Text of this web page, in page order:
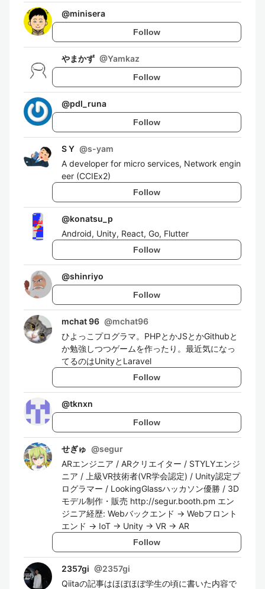
@minisera
Follow
やまかず @Yamkaz
Follow
@pdl_runa
Follow
S Y @s-yam
A developer for micro services, Network engin
eer (CCIEx2)
Follow
@konatsu_p
Android, Unity, React, Go, Flutter
Follow
@shinriyo
Follow
mchat 96 @mchat96
ひよっこプログラマ。PHPとかJSとかGithubと
か勉強しつつゲームを作ったり。最近気になっ
てるのはUnityとLaravel
Follow
@tknxn
Follow
せぎゅ @segur
ARエンジニア / ARクリエイター / STYLYエンジ
ニア / 上級VR技術者(VR学会認定) / Unity認定プ
ログラマー / LookingGlassハッカソン優勝 / 3D
モデル制作・販売 http://segur.booth.pm エン
ジニア経歴: Webバックエンド → Webフロント
エンド → IoT → Unity → VR → AR
Follow
2357gi @2357gi
Qiitaの記事はほぼほぼ学生の頃に書いた内容で